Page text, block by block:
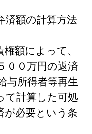
済額の計算方法
額によって、
００万円の返済
与所得者等再生
て計算した可処
が必要という条